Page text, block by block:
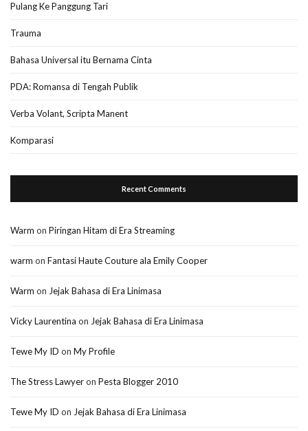
Pulang Ke Panggung Tari
Trauma
Bahasa Universal itu Bernama Cinta
PDA: Romansa di Tengah Publik
Verba Volant, Scripta Manent
Komparasi
Recent Comments
Warm on Piringan Hitam di Era Streaming
warm on Fantasi Haute Couture ala Emily Cooper
Warm on Jejak Bahasa di Era Linimasa
Vicky Laurentina on Jejak Bahasa di Era Linimasa
Tewe My ID on My Profile
The Stress Lawyeron Pesta Blogger 2010
Tewe My ID on Jejak Bahasa di Era Linimasa